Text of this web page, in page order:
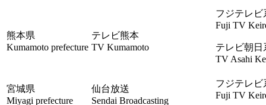
熊本県
Kumamoto prefecture
テレビ熊本
TV Kumamoto
フジテレビ
Fuji TV
テレビ朝日
TV Asahi
宮城県
Miyagi prefecture
仙台放送
Sendai Broadcasting
フジテレビ
Fuji TV